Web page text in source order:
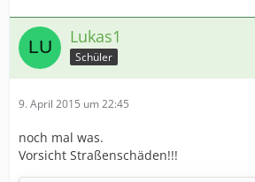
Lukas1
Schüler
9. April 2015 um 22:45
noch mal was.
Vorsicht Straßenschäden!!!